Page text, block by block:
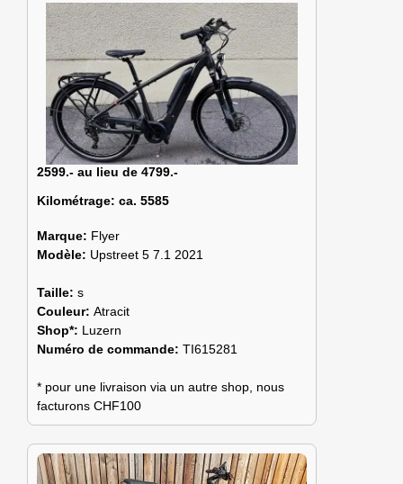
2599.- au lieu de 4799.-
Kilométrage: ca. 5585
Marque: Flyer
Modèle: Upstreet 5 7.1 2021
Taille: s
Couleur: Atracit
Shop*: Luzern
Numéro de commande: TI615281
* pour une livraison via un autre shop, nous
facturons CHF100